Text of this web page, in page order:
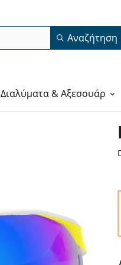
Αναζήτηση
Διαλύματα & Αξεσουάρ